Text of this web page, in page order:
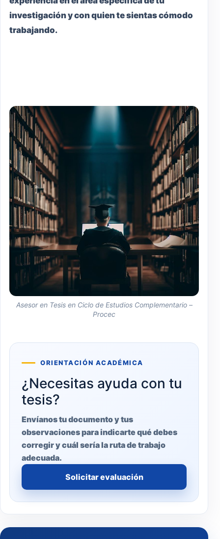
investigación y con quien te sientas cómodo
trabajando.
Asesor en Tesis en Ciclo de Estudios Complementario –
Procec
ORIENTACIÓN ACADÉMICA
¿Necesitas ayuda con tu
tesis?
Envíanos tu documento y tus
observaciones para indicarte qué debes
corregir y cuál sería la ruta de trabajo
adecuada.
Solicitar evaluación